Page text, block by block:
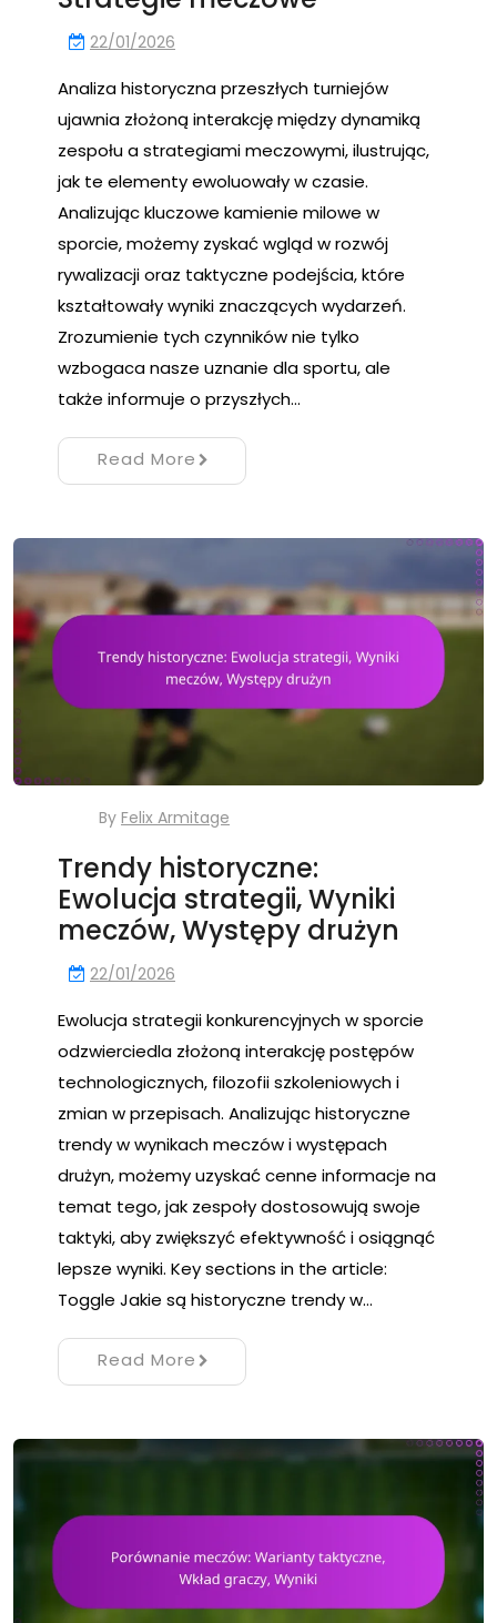
22/01/2026
Analiza historyczna przeszłych turniejów
ujawnia złożoną interakcję między dynamiką
zespołu a strategiami meczowymi, ilustrując,
jak te elementy ewoluowały w czasie.
Analizując kluczowe kamienie milowe w
sporcie, możemy zyskać wgląd w rozwój
rywalizacji oraz taktyczne podejścia, które
kształtowały wyniki znaczących wydarzeń.
Zrozumienie tych czynników nie tylko
wzbogaca nasze uznanie dla sportu, ale
także informuje o przyszłych…
Read More
By Felix Armitage
Trendy historyczne:
Ewolucja strategii, Wyniki
meczów, Występy drużyn
22/01/2026
Ewolucja strategii konkurencyjnych w sporcie
odzwierciedla złożoną interakcję postępów
technologicznych, filozofii szkoleniowych i
zmian w przepisach. Analizując historyczne
trendy w wynikach meczów i występach
drużyn, możemy uzyskać cenne informacje na
temat tego, jak zespoły dostosowują swoje
taktyki, aby zwiększyć efektywność i osiągnąć
lepsze wyniki. Key sections in the article:
Toggle Jakie są historyczne trendy w…
Read More